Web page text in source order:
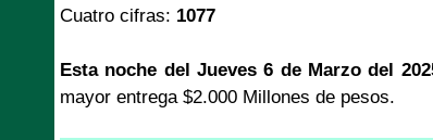
Cuatro cifras: 1077
Esta noche del Jueves 6 de Marzo del
mayor entrega $2.000 Millones de pesos.